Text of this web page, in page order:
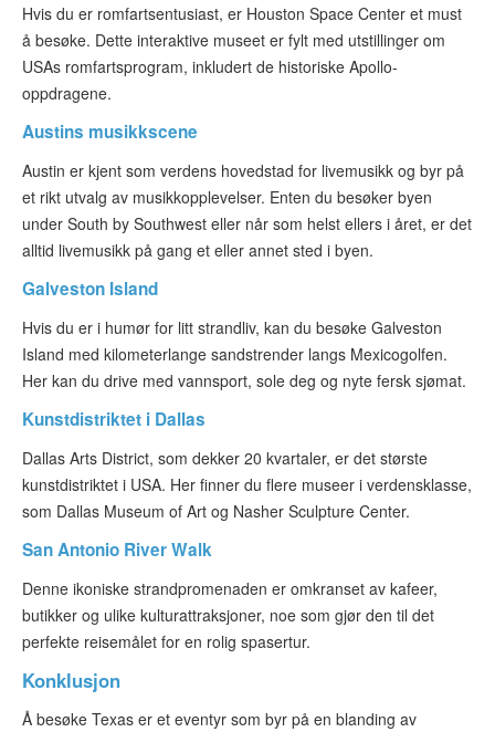
Hvis du er romfartsentusiast, er Houston Space Center et must
å besøke. Dette interaktive museet er fylt med utstillinger om
USAs romfartsprogram, inkludert de historiske Apollo-
oppdragene.
Austins musikkscene
Austin er kjent som verdens hovedstad for livemusikk og byr på
et rikt utvalg av musikkopplevelser. Enten du besøker byen
under South by Southwest eller når som helst ellers i året, er det
alltid livemusikk på gang et eller annet sted i byen.
Galveston Island
Hvis du er i humør for litt strandliv, kan du besøke Galveston
Island med kilometerlange sandstrender langs Mexicogolfen.
Her kan du drive med vannsport, sole deg og nyte fersk sjømat.
Kunstdistriktet i Dallas
Dallas Arts District, som dekker 20 kvartaler, er det største
kunstdistriktet i USA. Her finner du flere museer i verdensklasse,
som Dallas Museum of Art og Nasher Sculpture Center.
San Antonio River Walk
Denne ikoniske strandpromenaden er omkranset av kafeer,
butikker og ulike kulturattraksjoner, noe som gjør den til det
perfekte reisemålet for en rolig spasertur.
Konklusjon
Å besøke Texas er et eventyr som byr på en blanding av